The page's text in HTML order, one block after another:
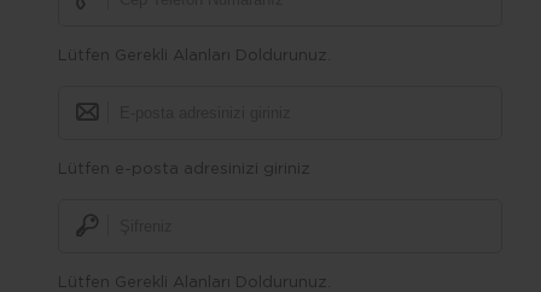
Lütfen Gerekli Alanları Doldurunuz.
Lütfen e-posta adresinizi giriniz
Lütfen Gerekli Alanları Doldurunuz.